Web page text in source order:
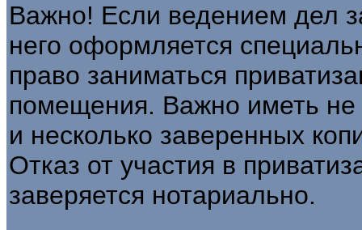
Важно! Если ведением дел
него оформляется
право заниматься
помещения. Важно иметь не
и несколько заверенных
Отказ от участия в
заверяется нотариально.